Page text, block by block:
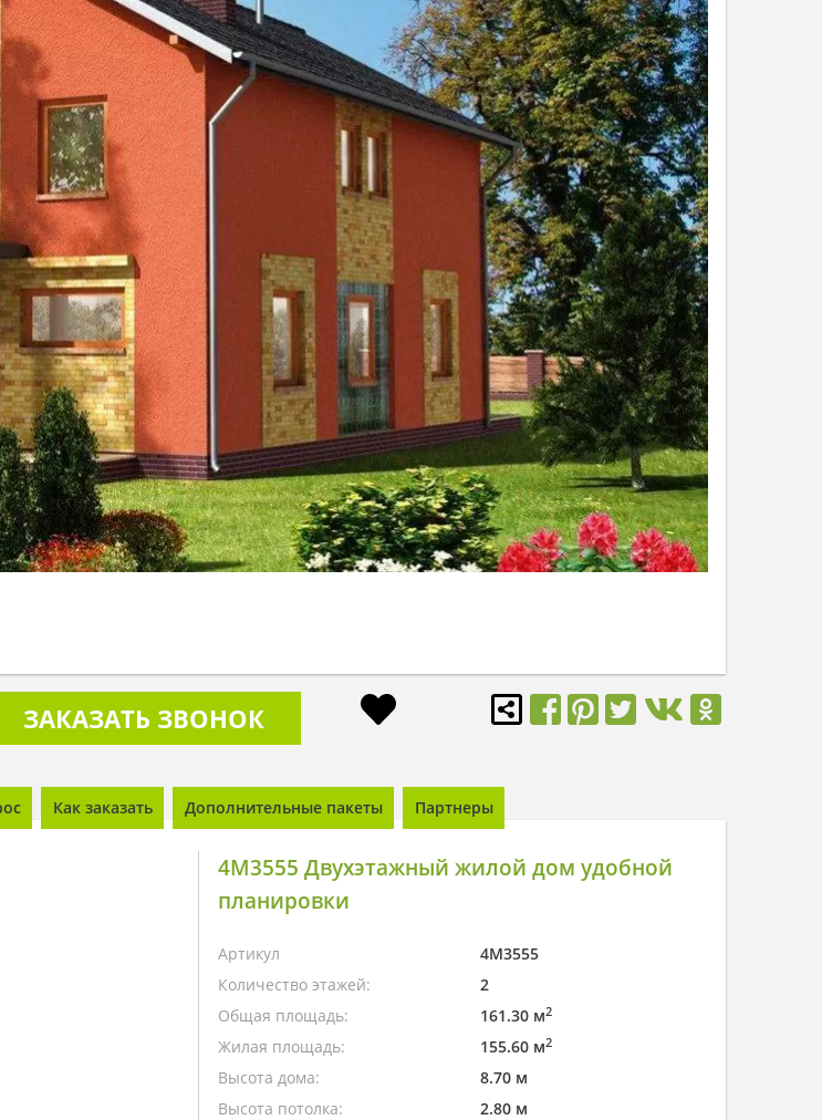
ЗАКАЗАТЬ ЗВОНОК
Как заказать Дополнительные пакеты Партнеры
4M3555 Двухэтажный жилой дом удобной
планировки
Артикул
4M3555
Количество этажей:
2
Общая площадь:
161.30 м2
Жилая площадь: 155.60 м2
Высота дома:
8.70 м
Высота потолка:
2.80 м